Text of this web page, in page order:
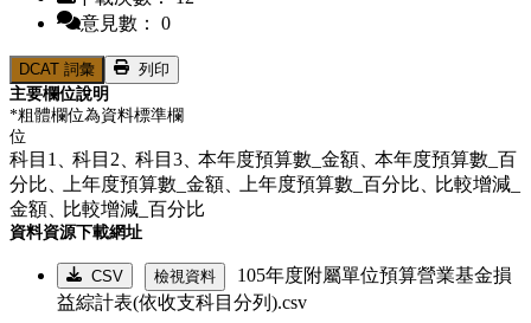
意見數： 0
DCAT 詞彙
列印
主要欄位說明
*粗體欄位為資料標準欄
位
科目1、科目2、科目3、本年度預算數_金額、本年度預算數_百
分比、
上年度預算數_金額、 上年度預算數_百分比、比較增減_
金額、比較增減_百分比
資料資源下載網址
CSV 檢視資料
105年度附屬單位預算營業基金損
益綜計表(依收支科目分列).csv